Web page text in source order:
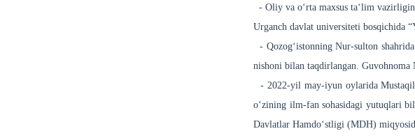
- Oliy va oʻrta maxsus taʻlim
Urganch davlat universiteti bosqichida
- Qozogʻistonning Nur-sulton
nishoni bilan taqdirlangan.
- 2022-yil may-iyun oylarida
o‘zining ilm-fan sohasidagi yutuqlari
Davlatlar Hamdoʻstligi (MDH)